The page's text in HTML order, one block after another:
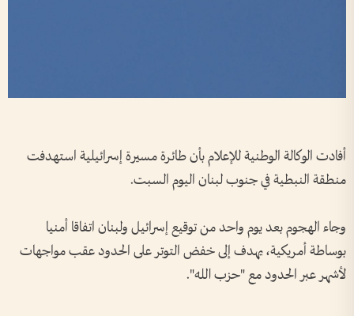
أفادت ‌الوكالة ​الوطنية للإعلام بأن طائرة مسيرة إسرائيلية ⁠استهدفت
منطقة النبطية في جنوب ‌لبنان اليوم السبت.
وجاء ‌الهجوم بعد يوم ‌واحد من ‌توقيع ‌إسرائيل ولبنان ​اتفاقا أمنيا
بوساطة ‌أمريكية، ​يهدف ⁠إلى ​خفض ⁠التوتر على الحدود ⁠عقب ⁠مواجهات
لأشهر عبر الحدود مع "حزب الله".